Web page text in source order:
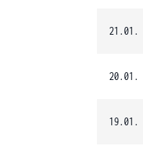
21.01.
20.01.
19.01.